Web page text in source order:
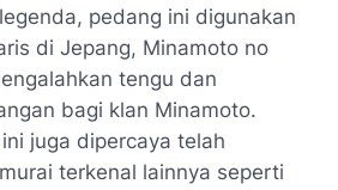
pedang ini digunakan
di Jepang, Minamoto no
tengu dan
bagi klan Minamoto.
juga dipercaya telah
terkenal lainnya seperti